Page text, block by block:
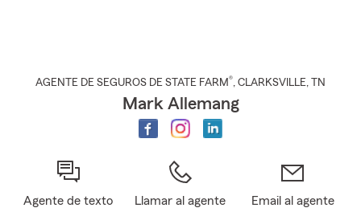
AGENTE DE SEGUROS DE STATE FARM®, CLARKSVILLE, TN
Mark Allemang
Agente de texto Llamar al agente Email al agente